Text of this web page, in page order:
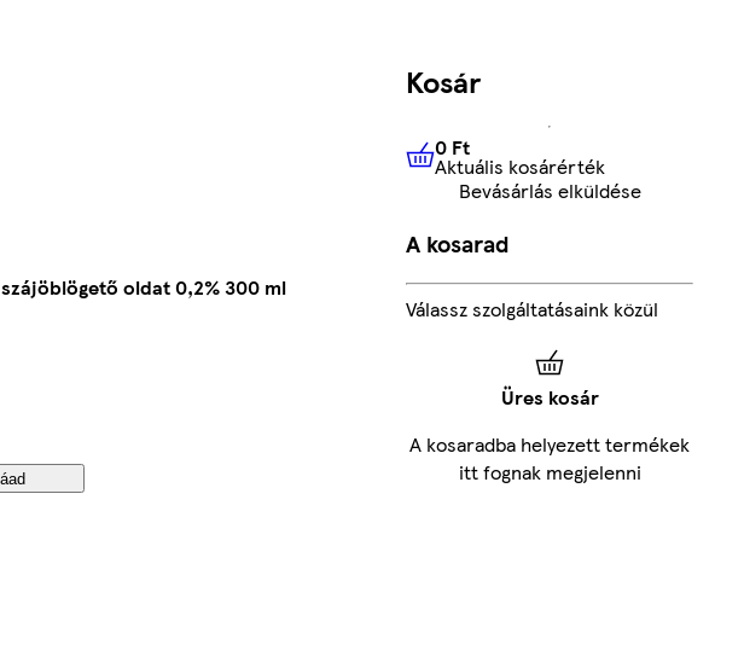
oldat 0,2% 300 ml
Kosár
0 FtAktuális kosárérték
0 Ft
Aktuális kosárérték
Bevásárlás elküldése
A kosarad
Válassz szolgáltatásaink közül
Üres kosár
A kosaradba helyezett termékek
itt fognak megjelenni